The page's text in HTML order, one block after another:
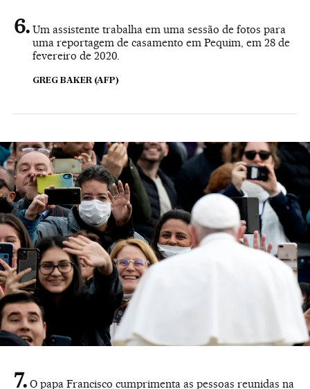
Um assistente trabalha em uma sessão de fotos para
uma reportagem de casamento em Pequim, em 28 de
fevereiro de 2020.
GREG BAKER (AFP)
O papa Francisco cumprimenta as pessoas reunidas na